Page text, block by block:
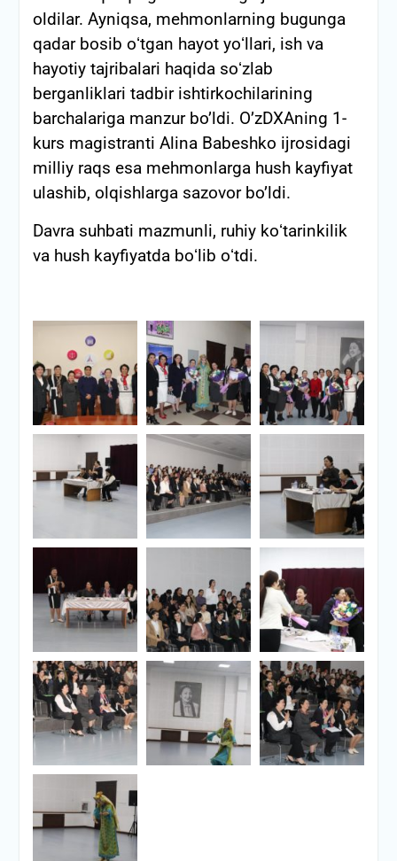
oldilar. Ayniqsa, mehmonlarning bugunga
qadar bosib oʻtgan hayot yoʻllari, ish va
hayotiy tajribalari haqida soʻzlab
berganliklari tadbir ishtirkochilarining
barchalariga manzur bo’ldi. O’zDXAning 1-
kurs magistranti Alina Babeshko ijrosidagi
milliy raqs esa mehmonlarga hush kayfiyat
ulashib, olqishlarga sazovor bo’ldi.
Davra suhbati mazmunli, ruhiy koʻtarinkilik
va hush kayfiyatda boʻlib oʻtdi.